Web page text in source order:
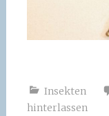
Insekten
hinterlassen